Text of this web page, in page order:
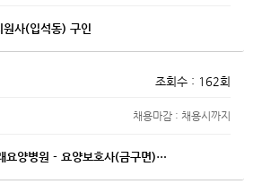
사(입석동) 구인
조회수 : 162회
채용마감 : 채용시까지
요양병원 - 요양보호사(금구면)…